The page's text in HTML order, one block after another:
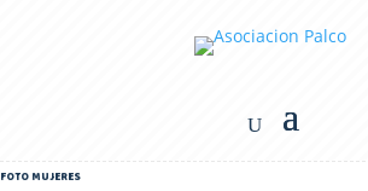
FOTO MUJERES